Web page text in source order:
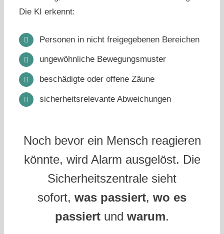
Die KI erkennt:
Personen in nicht freigegebenen Bereichen
ungewöhnliche Bewegungsmuster
beschädigte oder offene Zäune
sicherheitsrelevante Abweichungen
Noch bevor ein Mensch reagieren
könnte, wird Alarm ausgelöst. Die
Sicherheitszentrale sieht
sofort, was passiert, wo es
passiert und warum.